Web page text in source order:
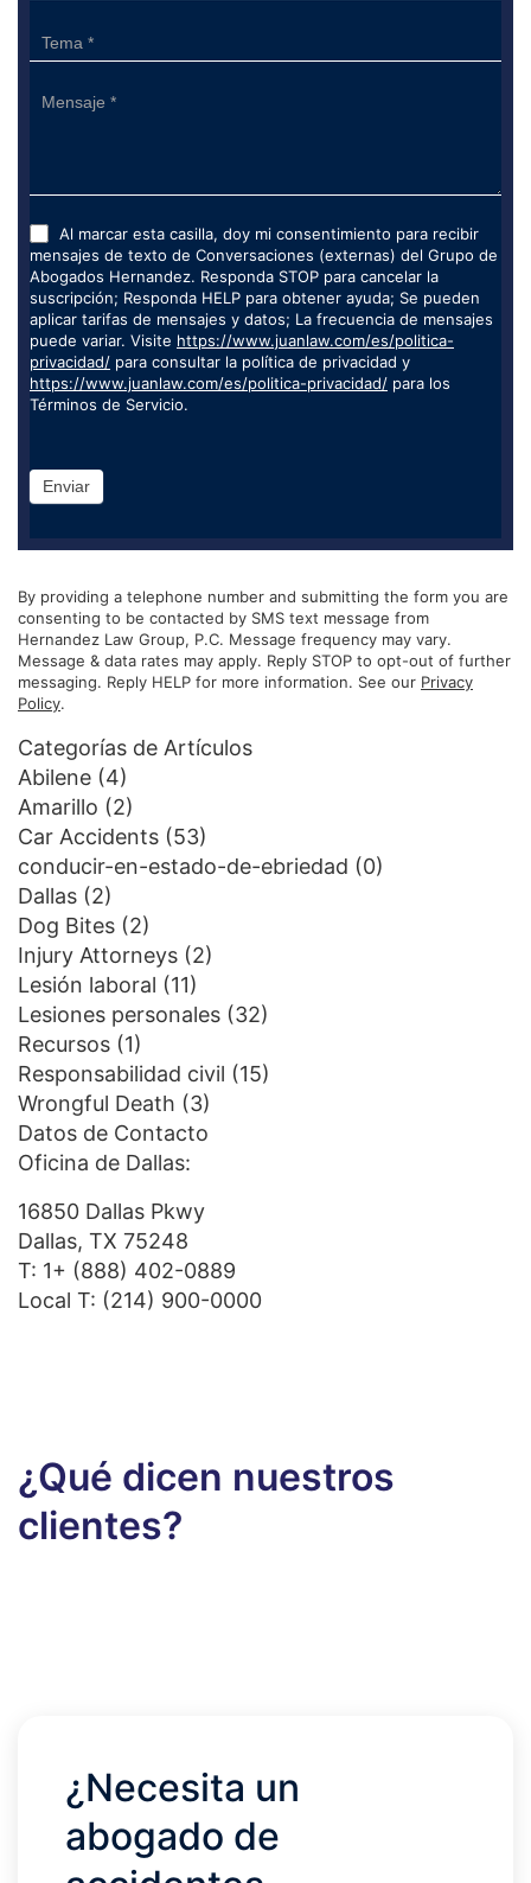
Al marcar esta casilla, doy mi consentimiento para recibir
mensajes de texto de Conversaciones (externas) del Grupo de
Abogados Hernandez. Responda STOP para cancelar la
suscripción; Responda HELP para obtener ayuda; Se pueden
aplicar tarifas de mensajes y datos; La frecuencia de mensajes
puede variar. Visite https://www.juanlaw.com/es/politica-
privacidad/ para consultar la política de privacidad y
https://www.juanlaw.com/es/politica-privacidad/ para los
Términos de Servicio.
Enviar
By providing a telephone number and submitting the form you are
consenting to be contacted by SMS text message from
Hernandez Law Group, P.C. Message frequency may vary.
Message & data rates may apply. Reply STOP to opt-out of further
messaging. Reply HELP for more information. See our Privacy
Policy.
Categorías de Artículos
Abilene (4)
Amarillo (2)
Car Accidents (53)
conducir-en-estado-de-ebriedad (0)
Dallas (2)
Dog Bites (2)
Injury Attorneys (2)
Lesión laboral (11)
Lesiones personales (32)
Recursos (1)
Responsabilidad civil (15)
Wrongful Death (3)
Datos de Contacto
Oficina de Dallas:
16850 Dallas Pkwy
Dallas, TX 75248
T: 1+ (888) 402-0889
Local T: (214) 900-0000
¿Qué dicen nuestros
clientes?
¿Necesita un
abogado de